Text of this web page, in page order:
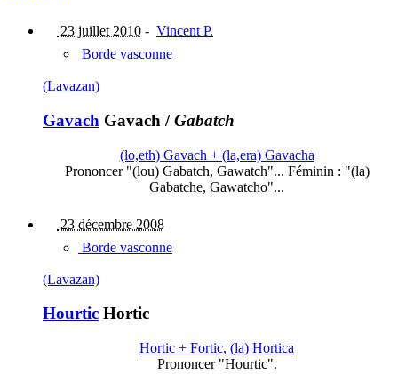
23 juillet 2010 - Vincent P.
Borde vasconne
(Lavazan)
Gavach Gavach /Gabatch
(lo,eth) Gavach + (la,era) Gavacha
Prononcer "(lou) Gabatch, Gawatch"... Féminin : "(la)
Gabatche, Gawatcho"...
23 décembre 2008
Borde vasconne
(Lavazan)
Hourtic Hortic
Hortic + Fortic, (la) Hortica
Prononcer "Hourtic".